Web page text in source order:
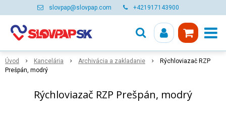
slovpap@slovpap.com +421917143900
Úvod Kancelária Archivácia a zakladanie
Rýchloviazač RZP
Prešpán, modrý
Rýchloviazač RZP Prešpán, modrý